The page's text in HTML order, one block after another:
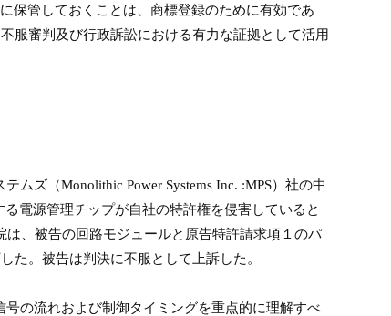
保管しておくことは、商標登録のために有効であ
服審判及び行政訴訟における有力な証拠として活用
テムズ（Monolithic Power Systems Inc. :MPS）社の中
電源管理チップが自社の特許権を侵害していると
、被告の回路モジュールと原告特許請求項１のパ
た。被告は判決に不服として上訴した。
の流れおよび制御タイミングを重点的に理解すべ